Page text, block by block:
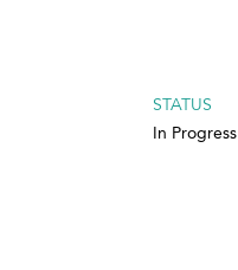
STATUS
In Progress